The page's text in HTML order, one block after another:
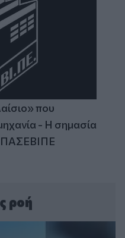
που
- Η σημασία
ΠΑΣΕΒΙΠΕ
ροή